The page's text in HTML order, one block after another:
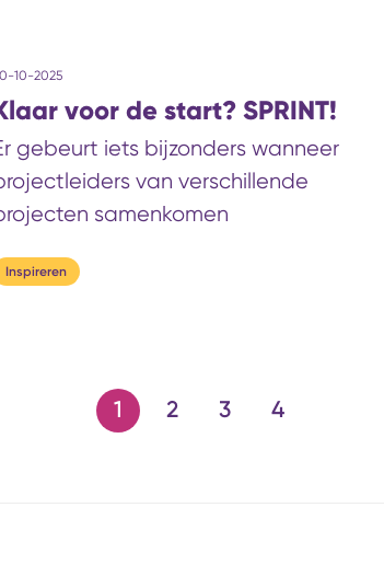
10-2025
voor de start? SPRINT!
gebeurt iets bijzonders wanneer
van verschillende
samenkomen
Inspireren
1 2 3 4